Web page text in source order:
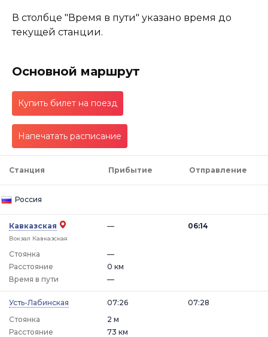
В столбце "Время в пути" указано время до
текущей станции.
Основной маршрут
Купить билет на поезд
Напечатать расписание
Станция Прибытие Отправление
Россия
Кавказская
Вокзал Кавказская
—
Стоянка —
06:14
Расстояние
0 км
Время в пути
—
Усть-Лабинская
07:26
Стоянка
2 м
07:28
Расстояние
73 км